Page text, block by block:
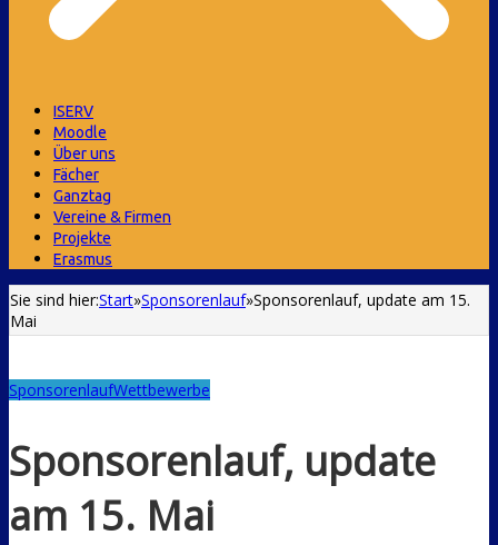
ISERV
Moodle
Über uns
Fächer
Ganztag
Vereine & Firmen
Projekte
Erasmus
Sie sind hier:Start»Sponsorenlauf»Sponsorenlauf, update am 15.
Mai
SponsorenlaufWettbewerbe
Sponsorenlauf, update
am 15. Mai